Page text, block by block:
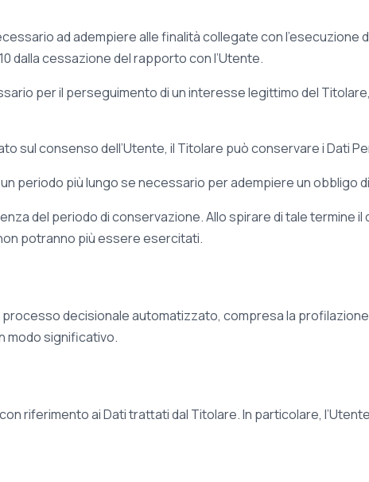
ad adempiere alle finalità collegate con l’esecuzione
dalla cessazione del rapporto con l’Utente.
per il perseguimento di un interesse legittimo del
sul consenso dell’Utente, il Titolare può conservare i Dati
periodo più lungo se necessario per adempiere un obbligo
del periodo di conservazione. Allo spirare di tale termine
potranno più essere esercitati.
decisionale automatizzato, compresa la
modo significativo.
riferimento ai Dati trattati dal Titolare. In particolare,